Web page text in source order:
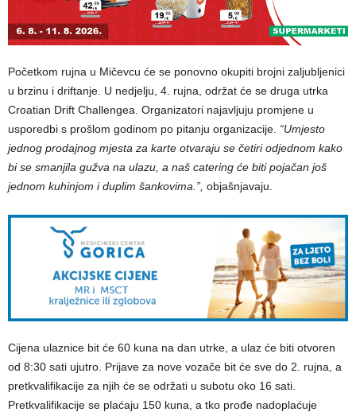
Početkom rujna u Mičevcu će se ponovno okupiti brojni zaljubljenici
u brzinu i driftanje. U nedjelju, 4. rujna, održat će se druga utrka
Croatian Drift Challengea. Organizatori najavljuju promjene u
usporedbi s prošlom godinom po pitanju organizacije. “Umjesto
jednog prodajnog mjesta za karte otvaraju se četiri odjednom kako
bi se smanjila gužva na ulazu, a naš catering će biti pojačan još
jednom kuhinjom i duplim šankovima.”, objašnjavaju.
Cijena ulaznice bit će 60 kuna na dan utrke, a ulaz će biti otvoren
od 8:30 sati ujutro. Prijave za nove vozače bit će sve do 2. rujna, a
pretkvalifikacije za njih će se održati u subotu oko 16 sati.
Pretkvalifikacije se plaćaju 150 kuna, a tko prođe nadoplaćuje